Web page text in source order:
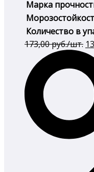
Марка
Количество в
173,00руб./шт.